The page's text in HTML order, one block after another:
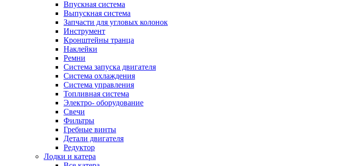
Впускная система
Выпускная система
Запчасти для угловых колонок
Инструмент
Кронштейны транца
Наклейки
Ремни
Система запуска двигателя
Система охлаждения
Система управления
Топливная система
Электро- оборудование
Свечи
Фильтры
Гребные винты
Детали двигателя
Редуктор
Лодки и катера